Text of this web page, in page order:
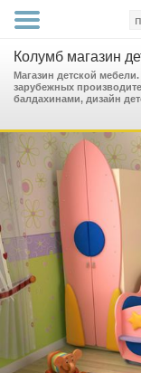
Колумб магазин
Магазин детской
зарубежных
балдахинами, дизайн